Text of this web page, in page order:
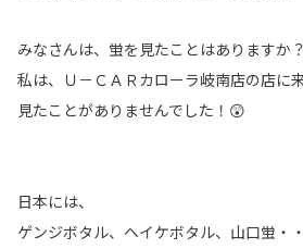
みなさんは、蛍を見たことはありますか？
私は、Ｕ－ＣＡＲカローラ岐南店の店に来
見たことがありませんでした！😲
日本には、
ゲンジボタル、ヘイケボタル、山口蛍・